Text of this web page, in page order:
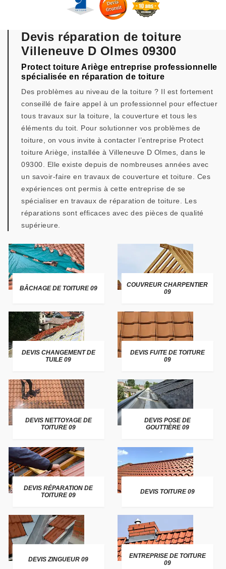
Devis réparation de toiture
Villeneuve D Olmes 09300
Protect toiture Ariège entreprise professionnelle
spécialisée en réparation de toiture
Des problèmes au niveau de la toiture ? Il est fortement
conseillé de faire appel à un professionnel pour effectuer
tous travaux sur la toiture, la couverture et tous les
éléments du toit. Pour solutionner vos problèmes de
toiture, on vous invite à contacter l’entreprise Protect
toiture Ariège, installée à Villeneuve D Olmes, dans le
09300. Elle existe depuis de nombreuses années avec
un savoir-faire en travaux de couverture et toiture. Ces
expériences ont permis à cette entreprise de se
spécialiser en travaux de réparation de toiture. Les
réparations sont efficaces avec des pièces de qualité
supérieure.
BÂCHAGE DE TOITURE 09
COUVREUR CHARPENTIER
09
DEVIS CHANGEMENT DE
TUILE 09
DEVIS FUITE DE TOITURE
09
DEVIS NETTOYAGE DE
TOITURE 09
DEVIS POSE DE
GOUTTIÈRE 09
DEVIS RÉPARATION DE
TOITURE 09
DEVIS TOITURE 09
DEVIS ZINGUEUR 09
ENTREPRISE DE TOITURE
09